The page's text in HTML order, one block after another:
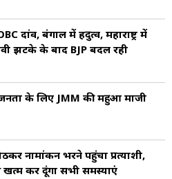
दांव, बंगाल में हिंदुत्व, महाराष्ट्र में
झटके के बाद BJP बदल रही
के लिए JMM की महुआ माजी
नामांकन भरने पहुंचा प्रत्याशी,
कर दूंगा सभी समस्याएं